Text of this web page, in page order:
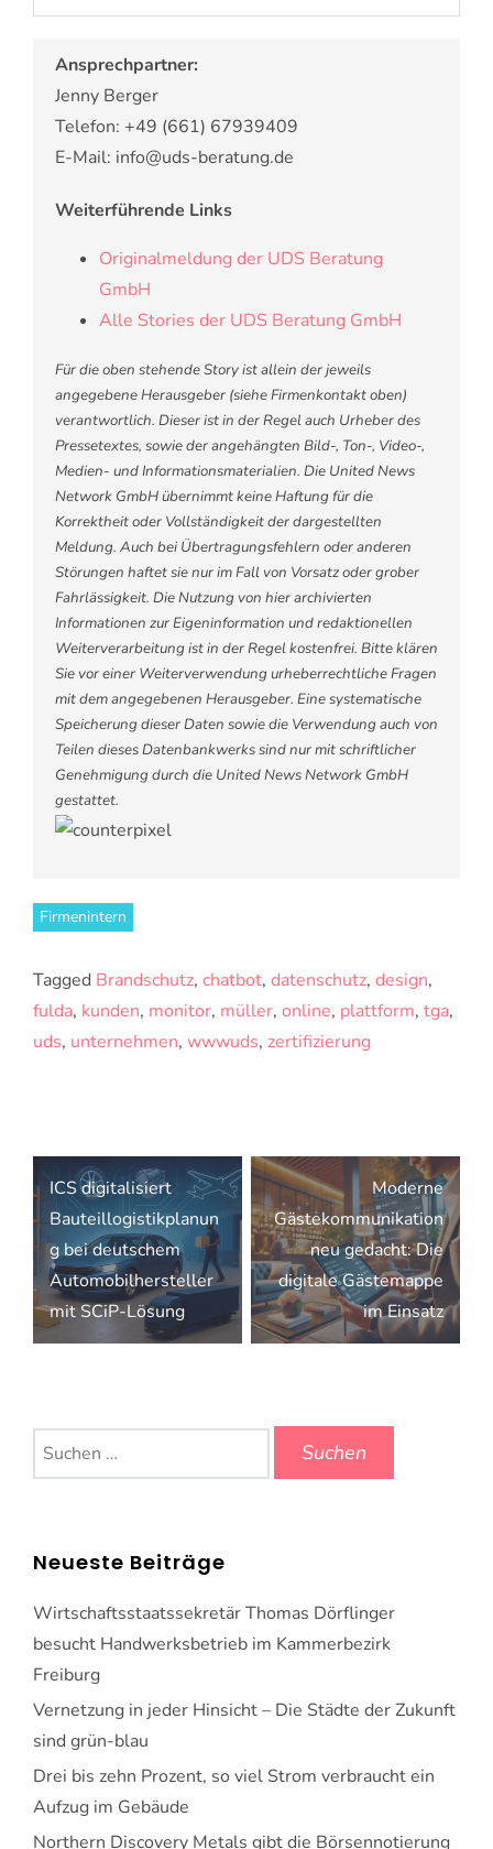
Ansprechpartner:
Jenny Berger
Telefon: +49 (661) 67939409
E-Mail: info@uds-beratung.de
Weiterführende Links
Originalmeldung der UDS Beratung
GmbH
Alle Stories der UDS Beratung GmbH
Für die oben stehende Story ist allein der jeweils
angegebene Herausgeber (siehe Firmenkontakt oben)
verantwortlich. Dieser ist in der Regel auch Urheber des
Pressetextes, sowie der angehängten Bild-, Ton-, Video-,
Medien- und Informationsmaterialien. Die United News
Network GmbH übernimmt keine Haftung für die
Korrektheit oder Vollständigkeit der dargestellten
Meldung. Auch bei Übertragungsfehlern oder anderen
Störungen haftet sie nur im Fall von Vorsatz oder grober
Fahrlässigkeit. Die Nutzung von hier archivierten
Informationen zur Eigeninformation und redaktionellen
Weiterverarbeitung ist in der Regel kostenfrei. Bitte klären
Sie vor einer Weiterverwendung urheberrechtliche Fragen
mit dem angegebenen Herausgeber. Eine systematische
Speicherung dieser Daten sowie die Verwendung auch von
Teilen dieses Datenbankwerks sind nur mit schriftlicher
Genehmigung durch die United News Network GmbH
gestattet.
Firmenintern
Tagged Brandschutz, chatbot, datenschutz, design,
fulda, kunden, monitor, müller, online, plattform, tga,
uds, unternehmen, wwwuds, zertifizierung
Beitragsnavigation
ICS digitalisiert
Bauteillogistikplanun
g bei deutschem
Automobilhersteller
mit SCiP-Lösung
Moderne
Gästekommunikation
neu gedacht: Die
digitale Gästemappe
im Einsatz
Suchen
nach:
Neueste Beiträge
Wirtschaftsstaatssekretär Thomas Dörflinger
besucht Handwerksbetrieb im Kammerbezirk
Freiburg
Vernetzung in jeder Hinsicht – Die Städte der Zukunft
sind grün-blau
Drei bis zehn Prozent, so viel Strom verbraucht ein
Aufzug im Gebäude
Northern Discovery Metals gibt die Börsennotierung